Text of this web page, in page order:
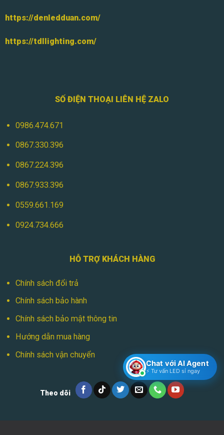
https://denledduan.com/
https://tdllighting.com/
SỐ ĐIỆN THOẠI LIÊN HỆ ZALO
0986.474.671
0867.330.396
0867.224.396
0867.933.396
0559.661.169
0924.734.666
HỖ TRỢ KHÁCH HÀNG
Chính sách đổi trả
Chính sách bảo hành
Chính sách bảo mật thông tin
Hướng dẫn mua hàng
Chính sách vận chuyển
Theo dõi
Chat với AI Agent
⚡ Tư vấn LED sỉ ngay